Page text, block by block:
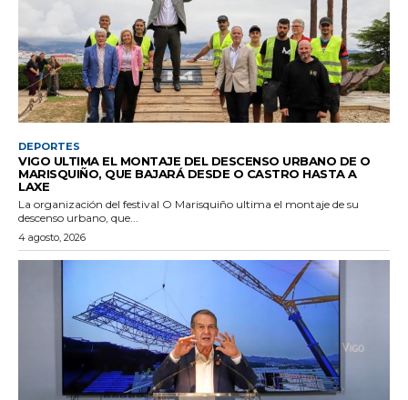
DEPORTES
VIGO ULTIMA EL MONTAJE DEL DESCENSO URBANO DE O
MARISQUIÑO, QUE BAJARÁ DESDE O CASTRO HASTA A
LAXE
La organización del festival O Marisquiño ultima el montaje de su
descenso urbano, que...
4 agosto, 2026